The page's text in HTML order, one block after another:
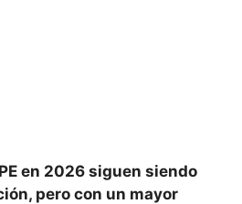
en 2026 siguen siendo
pero con un mayor